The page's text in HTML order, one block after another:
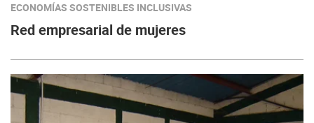
ECONOMÍAS SOSTENIBLES INCLUSIVAS
Red empresarial de mujeres